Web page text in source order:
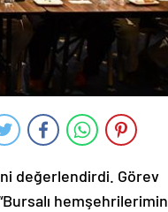
değerlendirdi. Görev
hemşehrilerimin